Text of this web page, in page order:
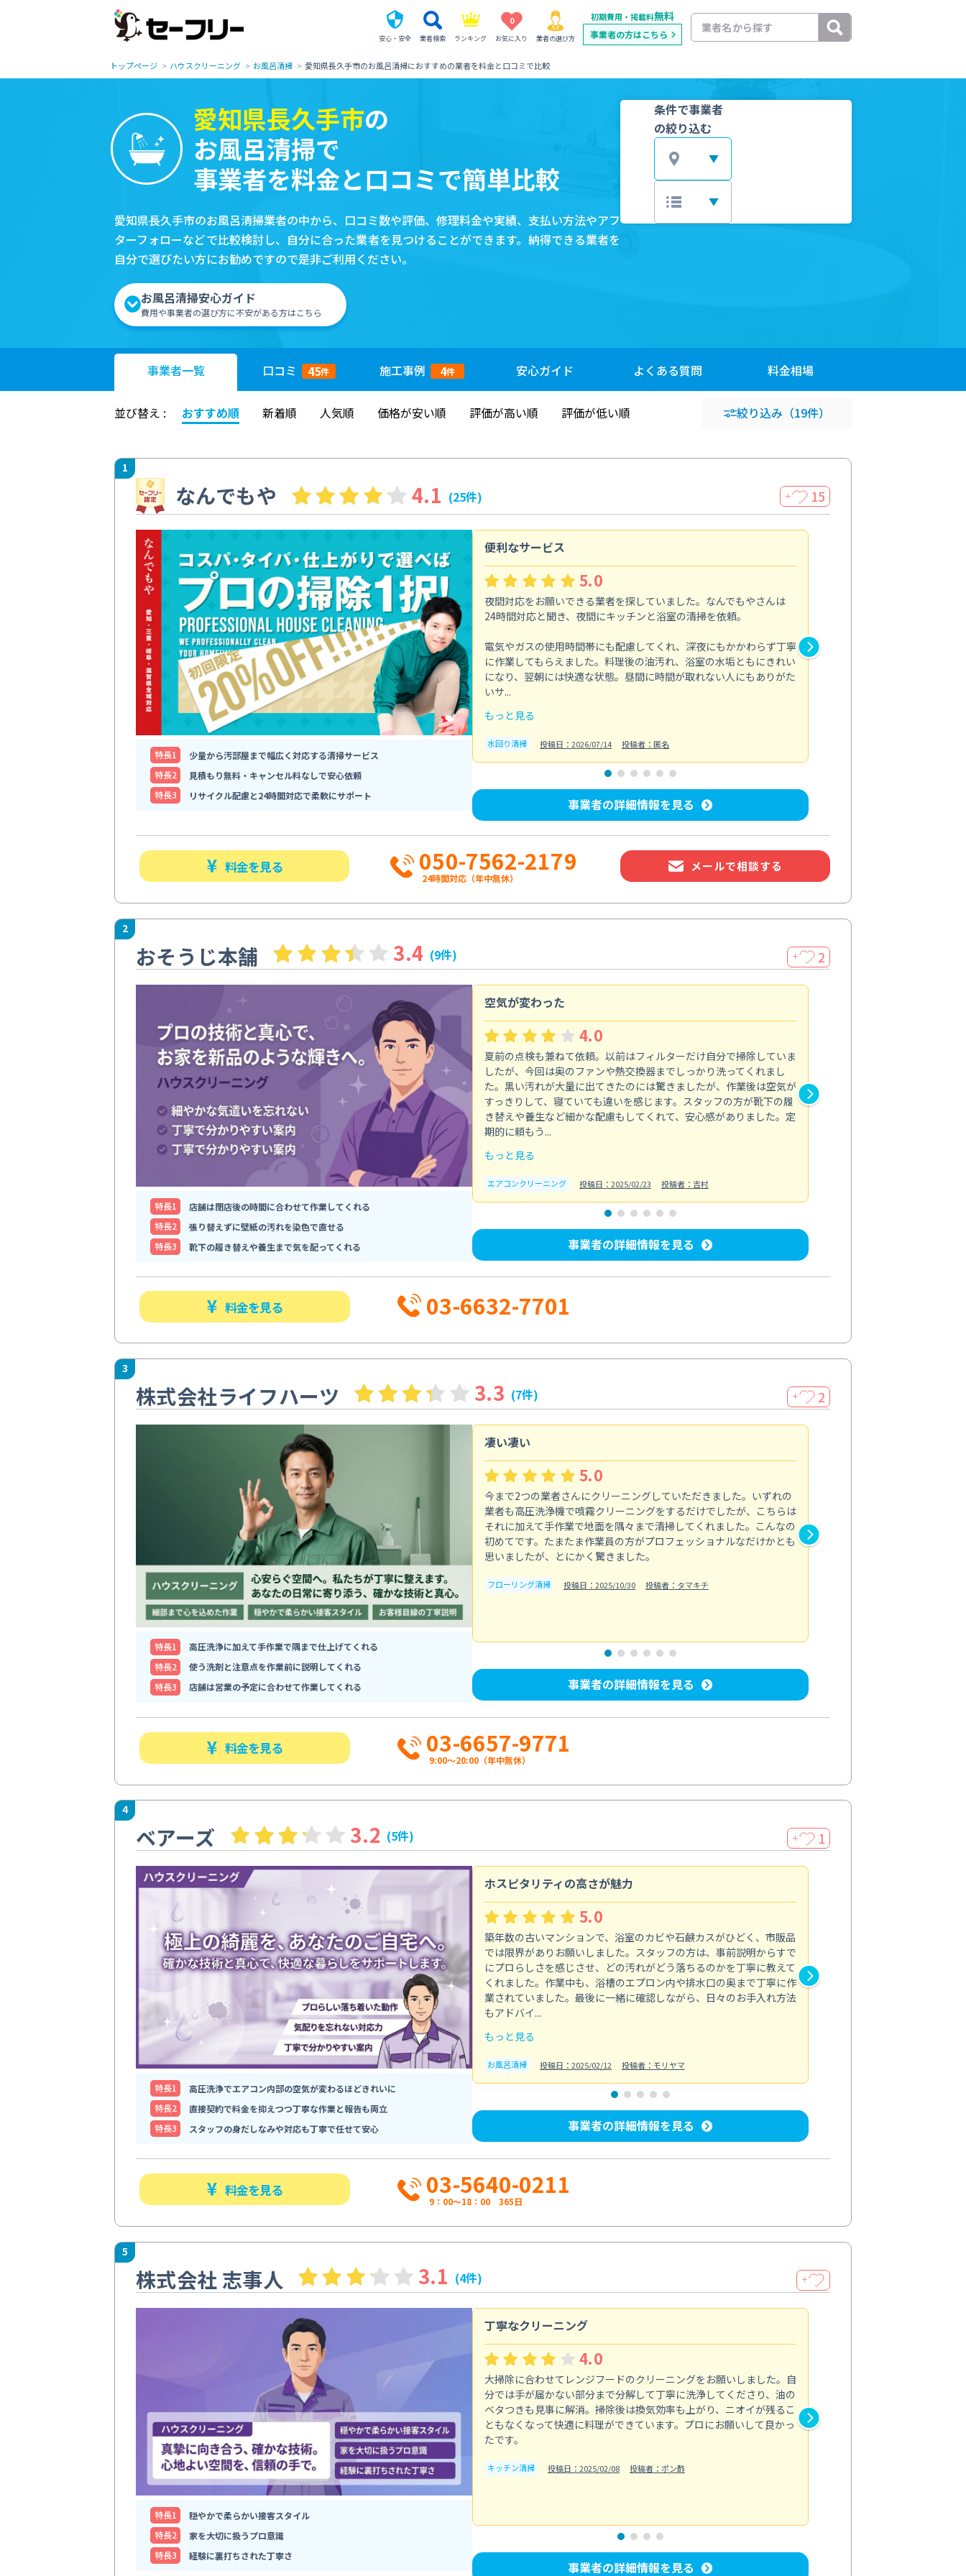
安心・安全 業者検索 ランキング
0
お気に入り 業者の選び方
初期費用・掲載料無料
事業者の方はこちら
トップページ ハウスクリーニング お風呂清掃 愛知県長久手市のお風呂清掃におすすめの業者を料金と口コミで比較
愛知県長久手市の
お風呂清掃で
事業者を料金と口コミで簡単比較
愛知県長久手市のお風呂清掃業者の中から、口コミ数や評価、修理料金や実績、支払い方法やアフ
ターフォローなどで比較検討し、自分に合った業者を見つけることができます。納得できる業者を
自分で選びたい方にお勧めですので是非ご利用ください。
お風呂清掃安心ガイド
費用や事業者の選び方に不安がある方はこちら
条件で事業者
の絞り込む
事業者一覧 口コミ 45件 施工事例 4件 安心ガイド よくある質問 料金相場
並び替え : おすすめ順 新着順 人気順 価格が安い順 評価が高い順 評価が低い順 絞り込み （19件）
1
なんでもや 4.1 (25件) ＋ 15
特⻑1
少量から汚部屋まで幅広く対応する清掃サービス
特⻑2
見積もり無料・キャンセル料なしで安心依頼
特⻑3
リサイクル配慮と24時間対応で柔軟にサポート
便利なサービス
5.0
夜間対応をお願いできる業者を探していました。なんでもやさんは
24時間対応と聞き、夜間にキッチンと浴室の清掃を依頼。
電気やガスの使用時間帯にも配慮してくれ、深夜にもかかわらず丁寧
に作業してもらえました。料理後の油汚れ、浴室の水垢ともにきれい
になり、翌朝には快適な状態。昼間に時間が取れない人にもありがた
いサ...
もっと見る
水回り清掃 投稿日：2026/07/14 投稿者：匿名
事業者の詳細情報を見る
料金を見る 050-7562-2179
24時間対応（年中無休）
メールで相談する
2
おそうじ本舗 3.4 (9件) ＋ 2
特⻑1
店舗は閉店後の時間に合わせて作業してくれる
特⻑2
張り替えずに壁紙の汚れを染色で直せる
特⻑3
靴下の履き替えや養生まで気を配ってくれる
空気が変わった
4.0
夏前の点検も兼ねて依頼。以前はフィルターだけ自分で掃除していま
したが、今回は奥のファンや熱交換器までしっかり洗ってくれまし
た。黒い汚れが大量に出てきたのには驚きましたが、作業後は空気が
すっきりして、寝ていても違いを感じます。スタッフの方が靴下の履
き替えや養生など細かな配慮もしてくれて、安心感がありました。定
期的に頼もう...
もっと見る
エアコンクリーニング 投稿日：2025/02/23 投稿者：吉村
事業者の詳細情報を見る
料金を見る 03-6632-7701
3
株式会社ライフハーツ 3.3 (7件) ＋ 2
特⻑1
高圧洗浄に加えて手作業で隅まで仕上げてくれる
特⻑2
使う洗剤と注意点を作業前に説明してくれる
特⻑3
店舗は営業の予定に合わせて作業してくれる
凄い凄い
5.0
今まで2つの業者さんにクリーニングしていただきました。いずれの
業者も高圧洗浄機で噴霧クリーニングをするだけでしたが、こちらは
それに加えて手作業で地面を隅々まで清掃してくれました。こんなの
初めてです。たまたま作業員の方がプロフェッショナルなだけかとも
思いましたが、とにかく驚きました。
フローリング清掃 投稿日：2025/10/30 投稿者：タマキチ
事業者の詳細情報を見る
料金を見る 03-6657-9771
9:00～20:00（年中無休）
4
ベアーズ 3.2 (5件) ＋ 1
特⻑1
高圧洗浄でエアコン内部の空気が変わるほどきれいに
特⻑2
直接契約で料金を抑えつつ丁寧な作業と報告も両立
特⻑3
スタッフの身だしなみや対応も丁寧で任せて安心
ホスピタリティの高さが魅力
5.0
築年数の古いマンションで、浴室のカビや石鹸カスがひどく、市販品
では限界がありお願いしました。スタッフの方は、事前説明からすで
にプロらしさを感じさせ、どの汚れがどう落ちるのかを丁寧に教えて
くれました。作業中も、浴槽のエプロン内や排水口の奥まで丁寧に作
業されていました。最後に一緒に確認しながら、日々のお手入れ方法
もアドバイ...
もっと見る
お風呂清掃 投稿日：2025/02/12 投稿者：モリヤマ
事業者の詳細情報を見る
料金を見る 03-5640-0211
9：00～18：00 365日
5
株式会社 志事人 3.1 (4件) ＋
特⻑1
穏やかで柔らかい接客スタイル
特⻑2
家を大切に扱うプロ意識
特⻑3
経験に裏打ちされた丁寧さ
丁寧なクリーニング
4.0
大掃除に合わせてレンジフードのクリーニングをお願いしました。自
分では手が届かない部分まで分解して丁寧に洗浄してくださり、油の
ベタつきも見事に解消。掃除後は換気効率も上がり、ニオイが残るこ
ともなくなって快適に料理ができています。プロにお願いして良かっ
たです。
キッチン清掃 投稿日：2025/02/08 投稿者：ポン酢
事業者の詳細情報を見る